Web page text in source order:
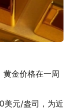
金价格在一周
美元/盎司，为近